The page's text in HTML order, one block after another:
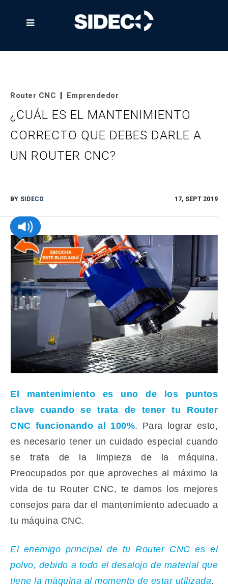

Router CNC Emprendedor
¿CUÁL ES EL MANTENIMIENTO
CORRECTO QUE DEBES DARLE A
UN ROUTER CNC?
BY SIDECO 17, SEPT 2019
El mantenimiento es uno de los puntos
clave cuando se trata de tener tu Router
CNC funcionando al 100%. Para lograr esto,
es necesario tener un cuidado especial cuando
se trata de la limpieza de la máquina.
Preocupados por que aproveches al máximo la
vida de tu Router CNC, te damos los mejores
consejos para dar el mantenimiento adecuado a
tu máquina CNC.
El enemigo principal de tuRouter CNC es el
polvo, debido a todo el desalojo de material que
tiene la máquina al momento de estar utilizada.